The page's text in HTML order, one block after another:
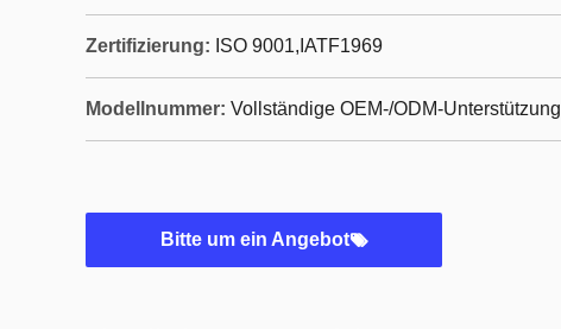
Zertifizierung: ISO 9001,IATF1969
Modellnummer: Vollständige OEM-/ODM-Unterstützung
Bitte um ein Angebot